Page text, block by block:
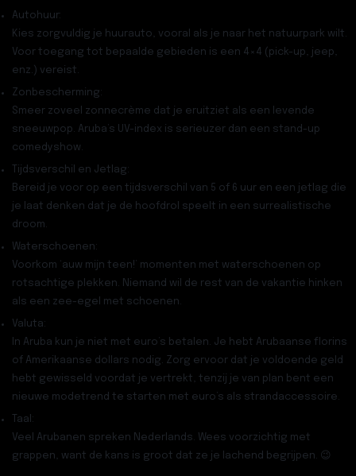
Autohuur:
Kies zorgvuldig je huurauto, vooral als je naar het natuurpark wilt.
Voor toegang tot bepaalde gebieden is een 4×4 (pick-up, jeep,
enz.) vereist.
Zonbescherming:
Smeer zoveel zonnecrème dat je eruitziet als een levende
sneeuwpop. Aruba’s UV-index is serieuzer dan een stand-up
comedyshow.
Tijdsverschil en Jetlag:
Bereid je voor op een tijdsverschil van 5 of 6 uur en een jetlag die
je laat denken dat je de hoofdrol speelt in een surrealistische
droom.
Waterschoenen:
Voorkom ‘auw mijn teen!’ momenten met waterschoenen op
rotsachtige plekken. Niemand wil de rest van de vakantie hinken
als een zee-egel met schoenen.
Valuta:
In Aruba kun je niet met euro’s betalen. Je hebt Arubaanse florins
of Amerikaanse dollars nodig. Zorg ervoor dat je voldoende geld
hebt gewisseld voordat je vertrekt, tenzij je van plan bent een
nieuwe modetrend te starten met euro’s als strandaccessoire.
Taal:
Veel Arubanen spreken Nederlands. Wees voorzichtig met
grappen, want de kans is groot dat ze je lachend begrijpen. 😉